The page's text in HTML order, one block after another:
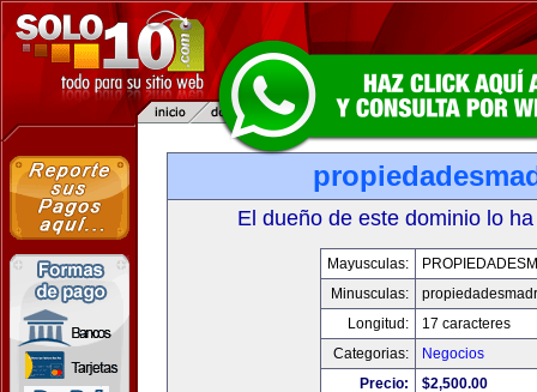
El dueño de este dominio lo
Mayusculas:
Minusculas:
Longitud:
17 caracteres
Categorias:
Negocios
Precio:
$2,500.00